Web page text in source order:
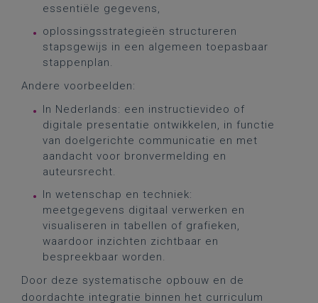
essentiële gegevens,
oplossingsstrategieën structureren
stapsgewijs in een algemeen toepasbaar
stappenplan.
Andere voorbeelden:
In Nederlands: een instructievideo of
digitale presentatie ontwikkelen, in functie
van doelgerichte communicatie en met
aandacht voor bronvermelding en
auteursrecht.
In wetenschap en techniek:
meetgegevens digitaal verwerken en
visualiseren in tabellen of grafieken,
waardoor inzichten zichtbaar en
bespreekbaar worden.
Door deze systematische opbouw en de
doordachte integratie binnen het curriculum